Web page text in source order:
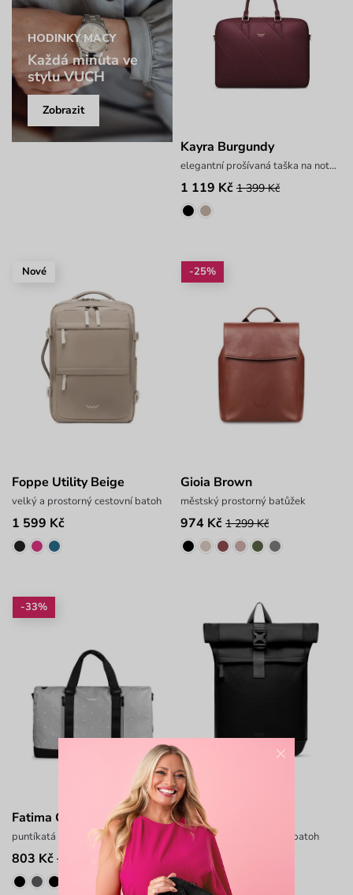
HODINKY MACY
Každá minuta ve
stylu VUCH
Zobrazit
Kayra Burgundy
elegantní prošívaná taška na notebook
1 119 Kč 1 399 Kč
Nové
Foppe Utility Beige
velký a prostorný cestovní batoh
1 599 Kč
-25%
Gioia Brown
městský prostorný batůžek
974 Kč 1 299 Kč
-33%
Fatima Grey
puntíkatá cestovní taška na zip
803 Kč 1 199 Kč
Virion Big Black
velký sportovní roll-top batoh
1 499 Kč
×